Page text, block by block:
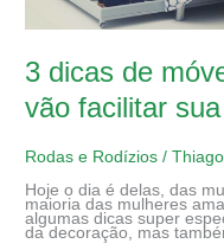
3 dicas de
vão facilitar
Rodas e Rodízios /
Hoje o dia é delas, das
maioria das mulheres
algumas dicas super
da decoração, mas